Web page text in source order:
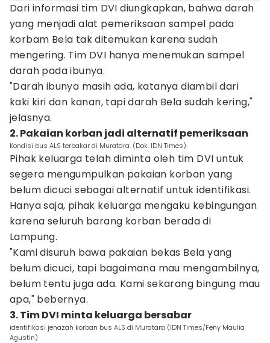
Dari informasi tim DVI diungkapkan, bahwa darah
yang menjadi alat pemeriksaan sampel pada
korbam Bela tak ditemukan karena sudah
mengering. Tim DVI hanya menemukan sampel
darah pada ibunya.
"Darah ibunya masih ada, katanya diambil dari
kaki kiri dan kanan, tapi darah Bela sudah kering,"
jelasnya.
2. Pakaian korban jadi alternatif pemeriksaan
Kondisi bus ALS terbakar di Muratara. (Dok. IDN Times)
Pihak keluarga telah diminta oleh tim DVI untuk
segera mengumpulkan pakaian korban yang
belum dicuci sebagai alternatif untuk identifikasi.
Hanya saja, pihak keluarga mengaku kebingungan
karena seluruh barang korban berada di
Lampung.
"Kami disuruh bawa pakaian bekas Bela yang
belum dicuci, tapi bagaimana mau mengambilnya,
belum tentu juga ada. Kami sekarang bingung mau
apa," bebernya.
3. Tim DVI minta keluarga bersabar
identifikasi jenazah korban bus ALS di Muratara (IDN Times/Feny Maulia
Agustin)